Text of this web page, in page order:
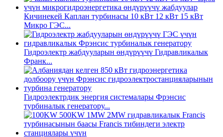
Кичинекей Каплан турбинасы 10 кВт 12 кВт 15 кВт
Микро ГЭС...
Гидроэлектр жабдууларын өндүрүүчү Гидравликалык
Франк...
Гидроэлектрдик энергия системалары Фрэнсис
турбиналык генератору...